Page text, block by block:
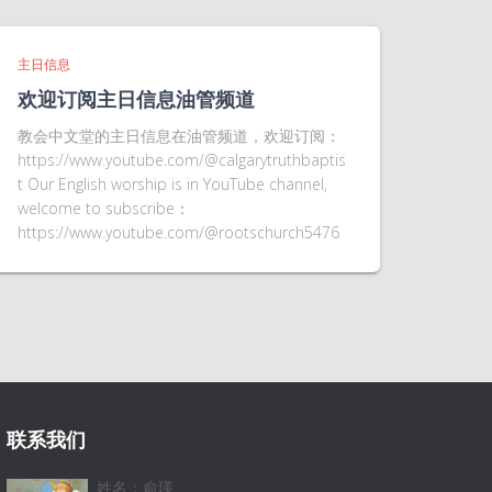
主日信息
欢迎订阅主日信息油管频道
教会中文堂的主日信息在油管频道，欢迎订阅：
https://www.youtube.com/@calgarytruthbaptis
t Our English worship is in YouTube channel,
welcome to subscribe：
https://www.youtube.com/@rootschurch5476
联系我们
姓名：俞瑛